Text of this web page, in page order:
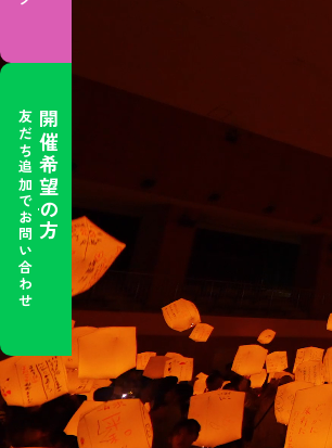
開催希望の方
友だち追加でお問い合わせ